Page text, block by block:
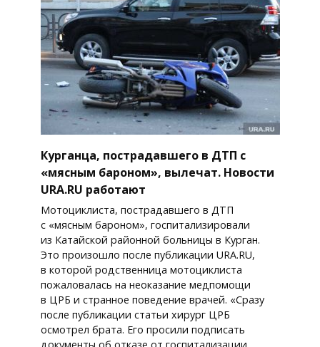
Курганца, пострадавшего в ДТП с
«мясным бароном», вылечат. Новости
URA.RU работают
Мотоциклиста, пострадавшего в ДТП
с «мясным бароном», госпитализировали
из Катайской районной больницы в Курган.
Это произошло после публикации URA.RU,
в которой родственница мотоциклиста
пожаловалась на неоказание медпомощи
в ЦРБ и странное поведение врачей. «Сразу
после публикации статьи хирург ЦРБ
осмотрел брата. Его просили подписать